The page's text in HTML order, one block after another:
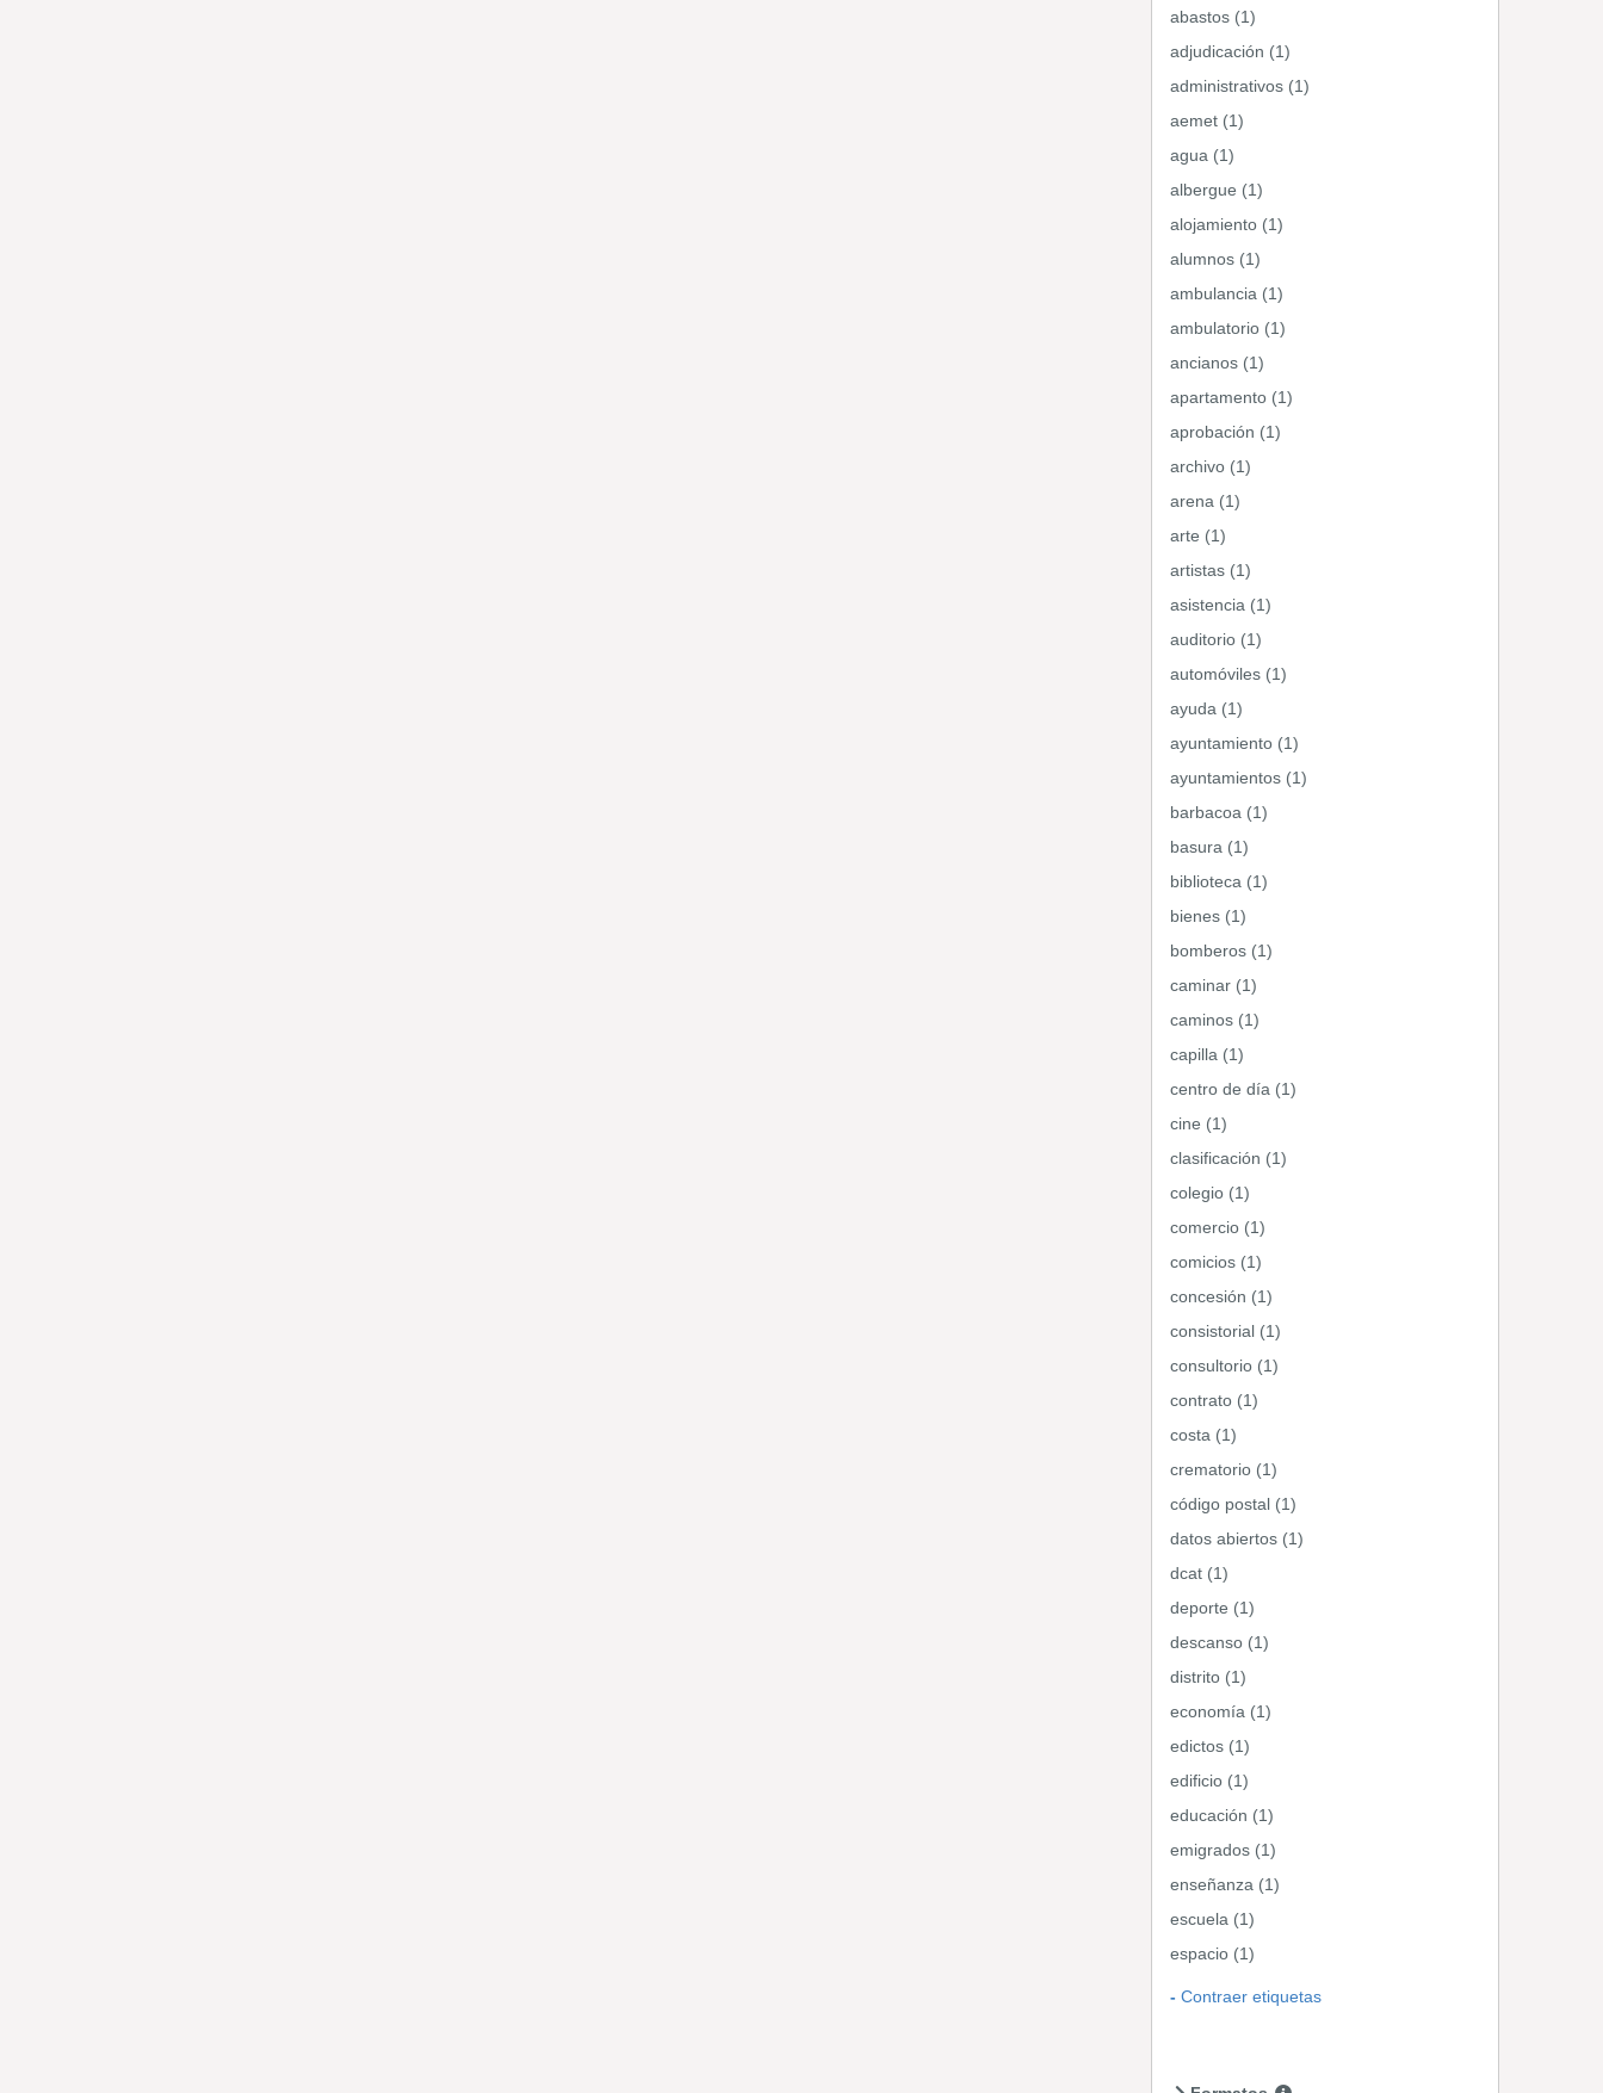
abastos (1)
adjudicación (1)
administrativos (1)
aemet (1)
agua (1)
albergue (1)
alojamiento (1)
alumnos (1)
ambulancia (1)
ambulatorio (1)
ancianos (1)
apartamento (1)
aprobación (1)
archivo (1)
arena (1)
arte (1)
artistas (1)
asistencia (1)
auditorio (1)
automóviles (1)
ayuda (1)
ayuntamiento (1)
ayuntamientos (1)
barbacoa (1)
basura (1)
biblioteca (1)
bienes (1)
bomberos (1)
caminar (1)
caminos (1)
capilla (1)
centro de día (1)
cine (1)
clasificación (1)
colegio (1)
comercio (1)
comicios (1)
concesión (1)
consistorial (1)
consultorio (1)
contrato (1)
costa (1)
crematorio (1)
código postal (1)
datos abiertos (1)
dcat (1)
deporte (1)
descanso (1)
distrito (1)
economía (1)
edictos (1)
edificio (1)
educación (1)
emigrados (1)
enseñanza (1)
escuela (1)
espacio (1)
Contraer etiquetas